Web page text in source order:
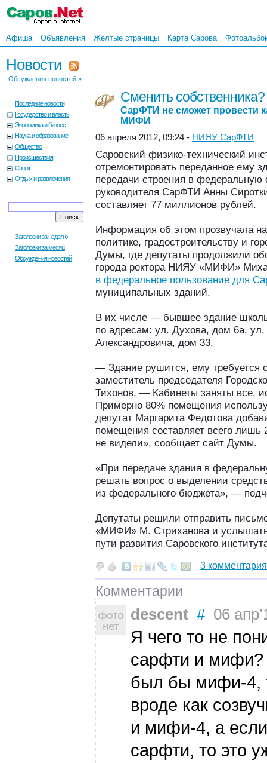
Афиша Объявления Желтые страницы Карта Сарова
Новости
Обсуждения новостей »
Последние новости
Государство и власть
Экономика и бизнес
Наука и образование
Общество
Происшествия
Спорт
Отдых и развлечения
Заголовки за неделю
Заголовки за месяц
Обсуждения новостей
Сменить собственника?
СарФТИ не сможет провести
МИФИ
06 апреля 2012, 09:24 - НИЯУ СарФТИ
Саровский физико-технический
отремонтировать переданное ему
передачи строения в федеральную
руководителя СарФТИ Анны
составляет 77 миллионов рублей.
Информация об этом прозвучала
политике, градостроительству и
Думы, где депутаты продолжили
города ректора НИЯУ «МИФИ»
в федеральное пользование для
муниципальных зданий.
В их числе — бывшее здание
по адресам: ул. Духова, дом 6а,
Александровича, дом 33.
— Здание рушится, ему требуется
заместитель председателя
Тихонов. — Кабинеты заняты все,
Примерно 80% помещения
депутат Маргарита Федотова
помещения составляет всего
не видели», сообщает сайт Думы.
«При передаче здания в
решать вопрос о выделении
из федерального бюджета», —
Депутаты решили отправить
«МИФИ» М. Стриханова и услышать
пути развития Саровского
3 комментария
Комментарии
descent #06
Я чего то не
сарфти и
был бы мифи-4,
вроде как
и мифи-4, а
сарфти, то это